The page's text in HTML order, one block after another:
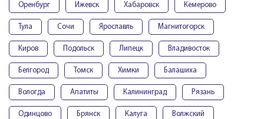
Оренбург Ижевск Хабаровск Кемерово
Тула Сочи Ярославль Магнитогорск
Киров Подольск Липецк Владивосток
Белгород Томск Химки Балашиха
Вологда Апатиты Калининград Рязань
Одинцово Брянск Калуга Волжский